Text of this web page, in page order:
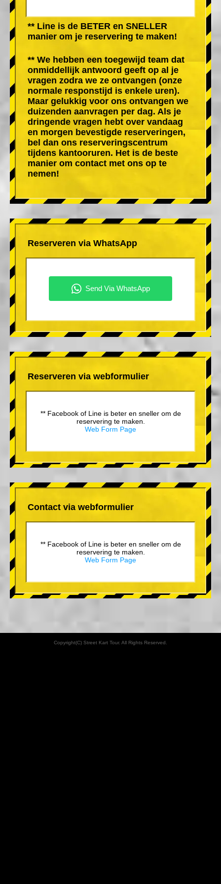
** Line is de BETER en SNELLER
manier om je reservering te maken!
** We hebben een toegewijd team dat
onmiddellijk antwoord geeft op al je
vragen zodra we ze ontvangen (onze
normale responstijd is enkele uren).
Maar gelukkig voor ons ontvangen we
duizenden aanvragen per dag. Als je
dringende vragen hebt over vandaag
en morgen bevestigde reserveringen,
bel dan ons reserveringscentrum
tijdens kantooruren. Het is de beste
manier om contact met ons op te
nemen!
Reserveren via WhatsApp
Reserveren via webformulier
** Facebook of Line is beter en sneller om de
reservering te maken.
Web Form Page
Contact via webformulier
** Facebook of Line is beter en sneller om de
reservering te maken.
Web Form Page
Copyright(C) Street Kart Tour. All Rights Reserved.